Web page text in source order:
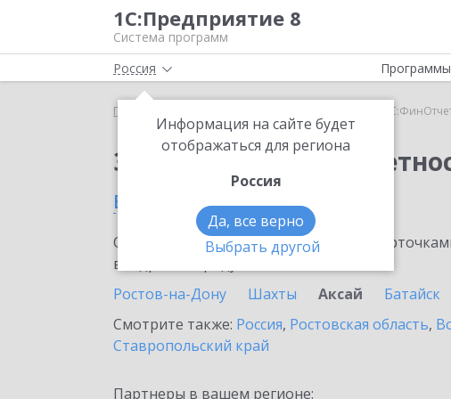
1С:Предприятие 8
Система программ
Россия
Информация на сайте будет
отображаться для региона
Россия
Да, все верно
Выбрать другой
Главная
Заказать
в Аксае
Ознакомьтесь с информационными
внедрение продукта.
Ростов-на-Дону
Шахты Аксай Батайск
Смотрите также: Россия, Ростовская область,
Ставропольский край
Партнеры в вашем регионе: